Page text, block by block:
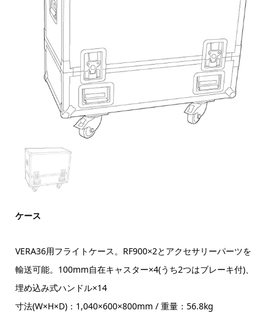
ケース
VERA36用フライトケース。RF900×2とアクセサリーパーツを
輸送可能。100mm自在キャスター×4(うち2つはブレーキ付)、
埋め込み式ハンドル×14
寸法(W×H×D)：1,040×600×800mm / 重量：56.8kg